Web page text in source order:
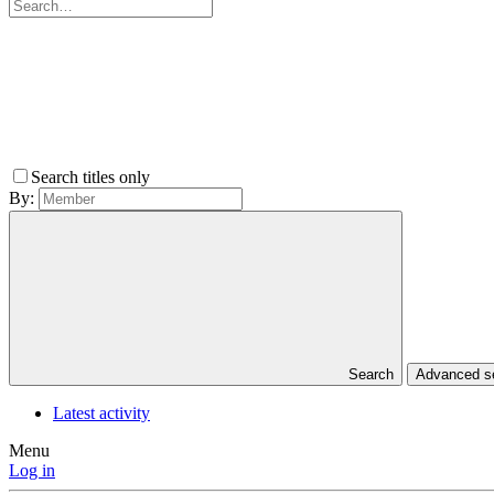
Search titles only
By:
Search Advanced
Latest activity
Menu
Log in